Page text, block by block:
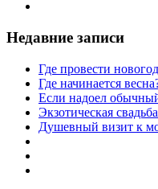
Недавние записи
Где провести
Где начинается
Если надоел
Экзотическая
Душевный визит к